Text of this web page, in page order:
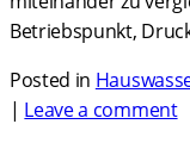
Betriebspunkt,
Posted in
| Leave a comment